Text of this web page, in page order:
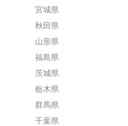
宮城県
秋田県
山形県
福島県
茨城県
栃木県
群馬県
千葉県